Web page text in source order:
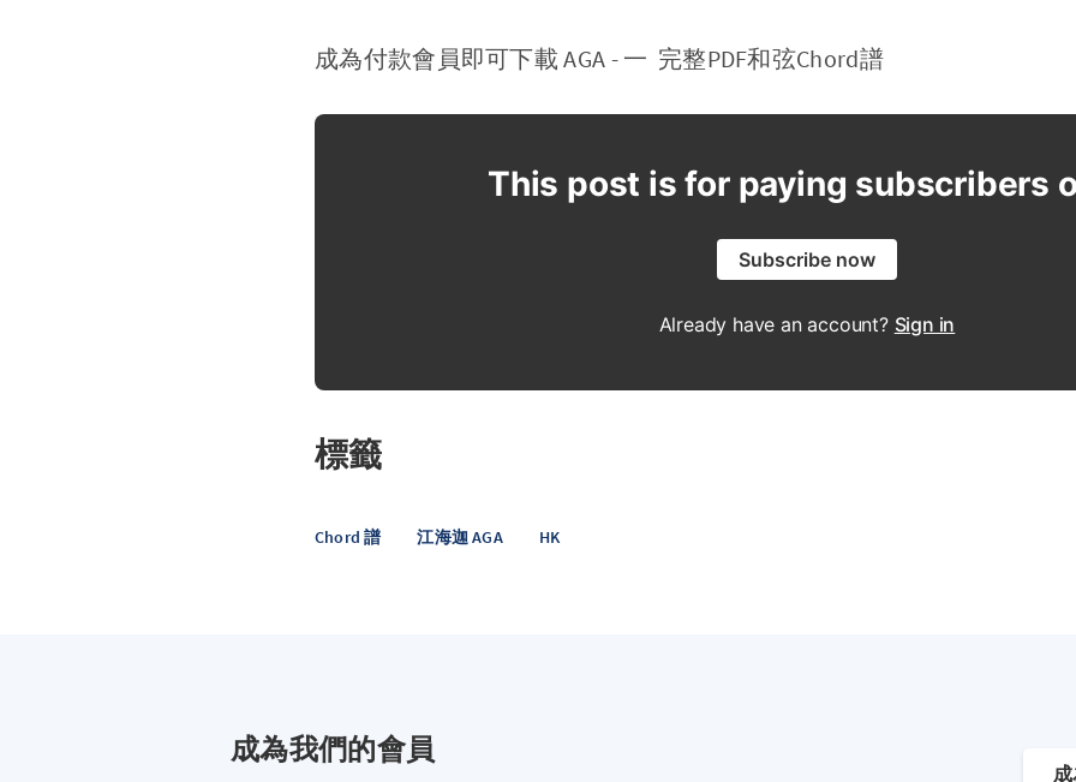
成為付款會員即可下載 AGA - 一 完整PDF和弦Chord譜
This post is for paying subscribers
Subscribe now
Already have an account? Sign in
標籤
Chord 譜 江海迦 AGA HK
成為我們的會員